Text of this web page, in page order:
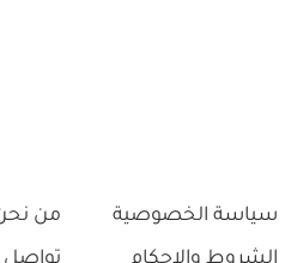
سياسة الخصوصية
من